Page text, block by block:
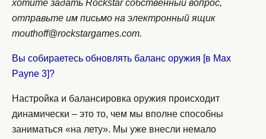
хотите задать Rockstar собственный вопрос,
отправьте им письмо на электронный ящик
mouthoff@rockstargames.com.
Вы собираетесь обновлять баланс оружия [в Max
Payne 3]?
Настройка и балансировка оружия происходит
динамически – это то, чем мы вполне способны
заниматься «на лету». Мы уже внесли немало